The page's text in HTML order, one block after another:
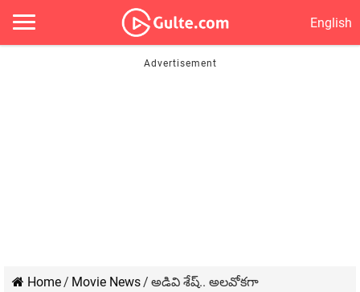
English
Home/ Movie News/ అడివి శేష్.. అలవోకగా